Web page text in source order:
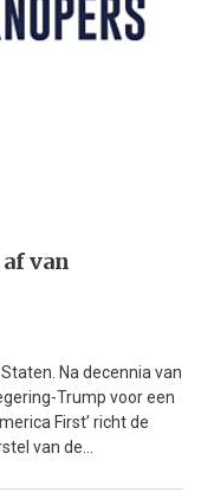
van
Na decennia van
Trump voor een
First’ richt de
van de...